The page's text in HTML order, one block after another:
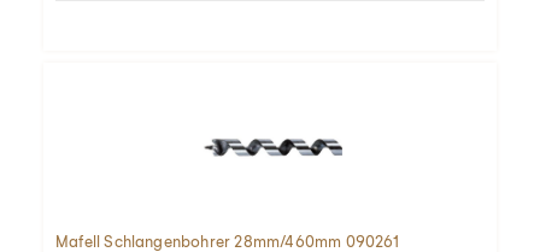
Mafell Schlangenbohrer 28mm/460mm 090261